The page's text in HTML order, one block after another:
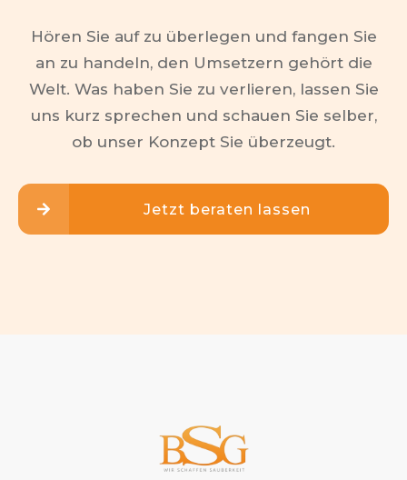
Hören Sie auf zu überlegen und fangen Sie
an zu handeln, den Umsetzern gehört die
Welt. Was haben Sie zu verlieren, lassen Sie
uns kurz sprechen und schauen Sie selber,
ob unser Konzept Sie überzeugt.
Jetzt beraten lassen